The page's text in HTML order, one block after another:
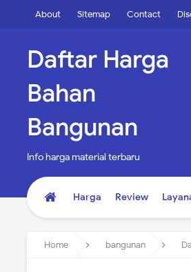
About Sitemap Contact
Daftar Harga
Bahan
Bangunan
Info harga material terbaru
Harga Review
Home bangunan